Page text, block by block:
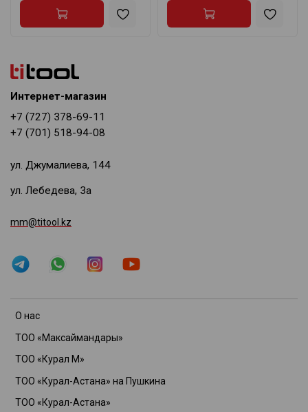
О нас
ТОО «Максаймандары»
ТОО «Курал М»
ТОО «Курал-Астана» на Пушкина
ТОО «Курал-Астана»
Интернет-магазин
+7 (727) 378-69-11
+7 (701) 518-94-08
ул. Джумалиева, 144
ул. Лебедева, 3а
mm@titool.kz